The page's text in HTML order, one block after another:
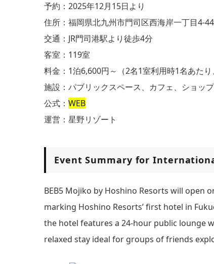
予約：2025年12月15日より
住所：福岡県北九州市門司区西海岸一丁目4-44
交通：JR門司港駅より徒歩4分
客室：119室
料金：1泊6,600円～（2名1室利用時1名あたり
施設：パブリックスペース、カフェ、ショッ
公式： WEB
運営：星野リゾート
Event Summary for
BEB5 Mojiko by Hoshino Resorts will open
marking Hoshino Resorts’ first hotel in
the hotel features a 24-hour public lounge
relaxed stay ideal for groups of friends